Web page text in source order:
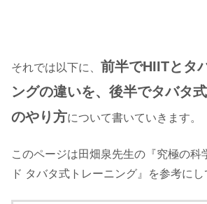
それでは以下に、 前半でHIITとタ
ングの違いを、後半でタバタ
のやり方について書いていきます。
このページは田畑泉先生の『究極の科
ド タバタ式トレーニング』を参考にし